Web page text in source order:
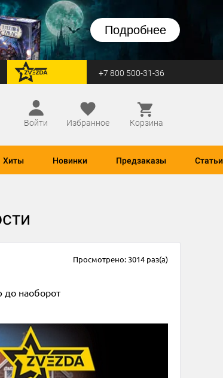
Подробнее
перейти на Zvezda +7 800 500-31-36
Войти
Избранное Корзина
Хиты Новинки Предзаказы Статьи
Просмотрено: 3014 раз(а)
до наоборот